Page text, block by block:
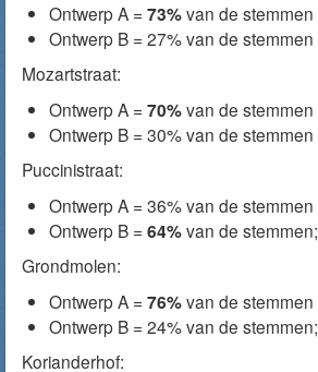
Ontwerp A = 73%van de stemmen
Ontwerp B = 27% van de stemmen
Mozartstraat:
Ontwerp A = 70%van de stemmen
Ontwerp B = 30% van de stemmen
Puccinistraat:
Ontwerp A = 36% van de stemmen
Ontwerp B = 64%van de stemmen;
Grondmolen:
Ontwerp A = 76%van de stemmen
Ontwerp B = 24% van de stemmen;
Korianderhof: